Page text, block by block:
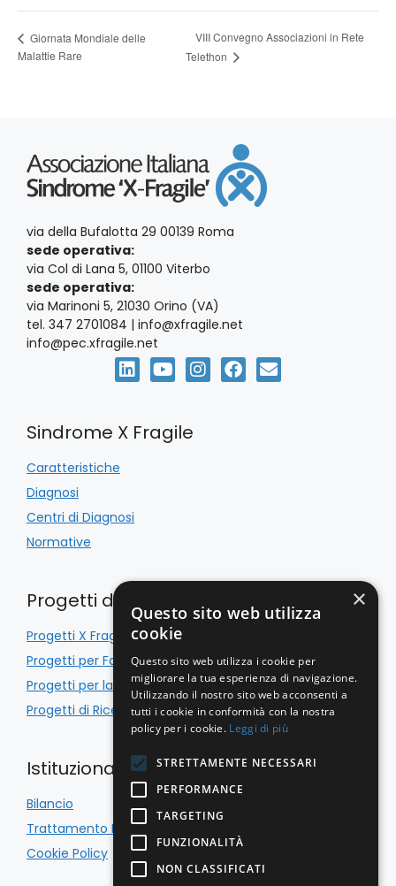
Giornata Mondiale delle
Malattie Rare
VIII Convegno Associazioni in Rete
Telethon
via della Bufalotta 29 00139 Roma
sede operativa:
via Col di Lana 5, 01100 Viterbo
sede operativa:
via Marinoni 5, 21030 Orino (VA)
tel. 347 2701084 | info@xfragile.net
info@pec.xfragile.net
Sindrome X Fragile
Caratteristiche
Diagnosi
Centri di Diagnosi
Normative
Progetti di Inclusione
Progetti X Fragile
Progetti per Famiglie
Progetti per la Scuola
Progetti di Ricerca
Istituzionale
Bilancio
Trattamento Dati
Cookie Policy
×
Questo sito web utilizza
cookie
Questo sito web utilizza i cookie per
migliorare la tua esperienza di navigazione.
Utilizzando il nostro sito web acconsenti a
tutti i cookie in conformità con la nostra
policy per i cookie. Leggi di più
STRETTAMENTE NECESSARI
PERFORMANCE
TARGETING
FUNZIONALITÀ
NON CLASSIFICATI